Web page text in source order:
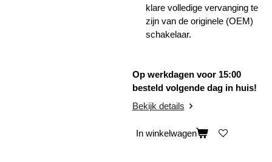
klare volledige vervanging te
zijn van de originele (OEM)
schakelaar.
Op werkdagen voor 15:00
besteld volgende dag in huis!
Bekijk details
In winkelwagen